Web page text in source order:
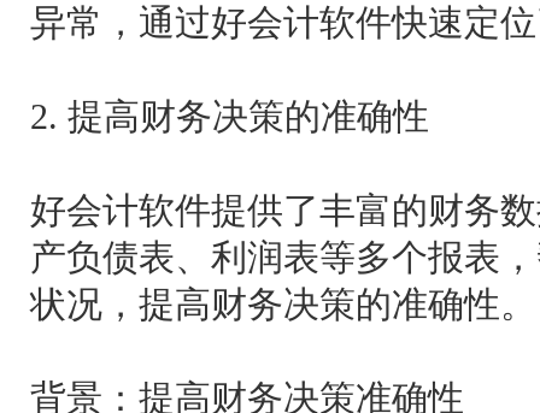
异常，通过好会计软件快速定
2. 提高财务决策的准确性
好会计软件提供了丰富的财务
产负债表、利润表等多个报表
状况，提高财务决策的准确性。
背景：提高财务决策准确性